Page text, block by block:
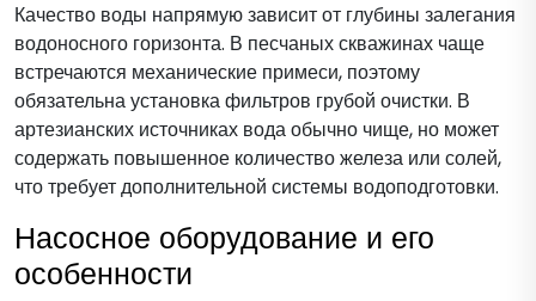
Качество воды напрямую зависит от глубины залегания
водоносного горизонта. В песчаных скважинах чаще
встречаются механические примеси, поэтому
обязательна установка фильтров грубой очистки. В
артезианских источниках вода обычно чище, но может
содержать повышенное количество железа или солей,
что требует дополнительной системы водоподготовки.
Насосное оборудование и его
особенности